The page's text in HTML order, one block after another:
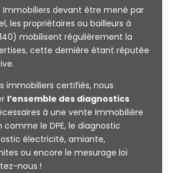
Immobiliers devant être mené par
les propriétaires ou bailleurs à
mobilisent régulièrement la
cette dernière étant réputée
immobiliers certifiés, nous
l’ensemble des diagnostics
à une vente immobilière
le DPE, le diagnostic
électricité, amiante,
ou encore le mesurage loi
nous !